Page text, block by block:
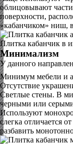
облицовывают
поверхности,
«кабанчиком» ниш,
Плитка кабанчик в
Минимализм
У данного
Минимум мебели и
Отсутствие
Светлые стены. В
черными или
Используют
слегка отличается
разбавить